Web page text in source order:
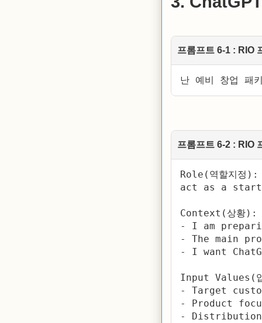
프롬프트 6-1 : RIO
난 예비 창업 패
프롬프트 6-2 : RIO
Role(역할지정):
act as a
Context(상황):
- I am
- The main
- I want
Input Values(
- Target
- Product
-